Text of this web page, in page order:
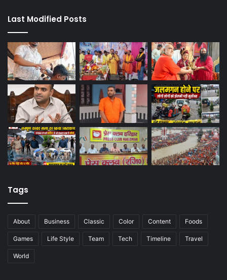
Last Modified Posts
Tags
About Business Classic Color Content Foods
Games Life Style Team Tech Timeline Travel
World